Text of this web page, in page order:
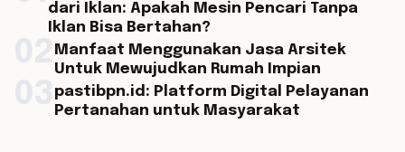
dari Iklan: Apakah Mesin Pencari Tanpa
Iklan Bisa Bertahan?
Manfaat Menggunakan Jasa Arsitek
Untuk Mewujudkan Rumah Impian
pastibpn.id: Platform Digital Pelayanan
Pertanahan untuk Masyarakat